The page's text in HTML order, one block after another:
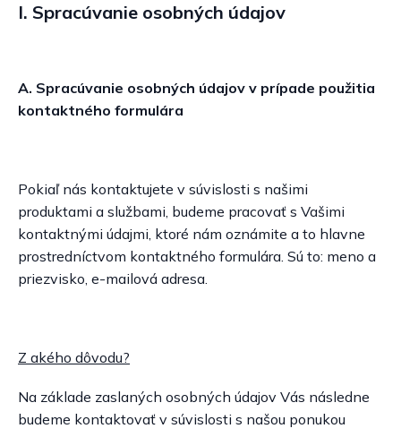
I. Spracúvanie osobných údajov
A. Spracúvanie osobných údajov v prípade použitia
kontaktného formulára
Pokiaľ nás kontaktujete v súvislosti s našimi
produktami a službami, budeme pracovať s Vašimi
kontaktnými údajmi, ktoré nám oznámite a to hlavne
prostredníctvom kontaktného formulára. Sú to: meno a
priezvisko, e-mailová adresa.
Z akého dôvodu?
Na základe zaslaných osobných údajov Vás následne
budeme kontaktovať v súvislosti s našou ponukou